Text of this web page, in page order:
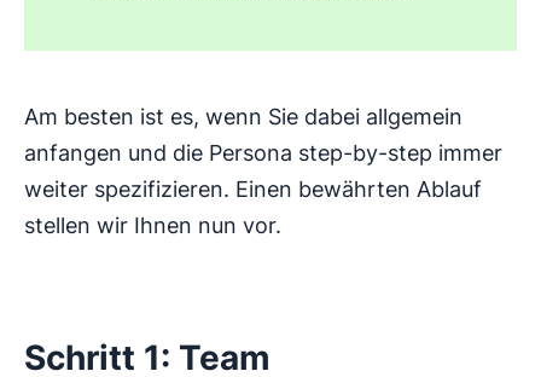
Am besten ist es, wenn Sie dabei allgemein
anfangen und die Persona step-by-step immer
weiter spezifizieren. Einen bewährten Ablauf
stellen wir Ihnen nun vor.
Schritt 1: Team